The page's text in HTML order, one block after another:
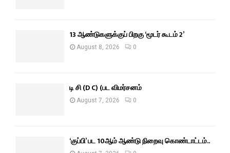
13 ஆண்டுகளுக்குப் பிறகு ‘மூடர் கூடம் 2’
August 8, 2026 0
டி சி (D C) (பட விமர்சனம்
August 7, 2026 0
‘குப்பி’ பட 10ஆம் ஆண்டு நிறைவு கொண்டாட்டம்..